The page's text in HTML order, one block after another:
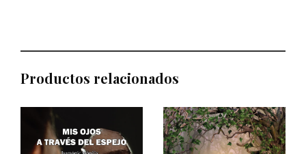
Productos relacionados